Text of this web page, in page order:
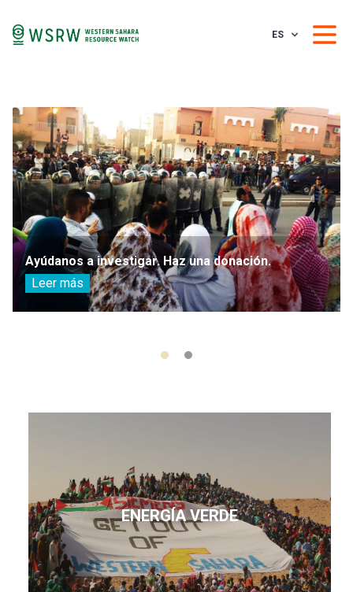
ES
Ayúdanos a investigar. Haz una donación.
Leer más
ENERGÍA VERDE